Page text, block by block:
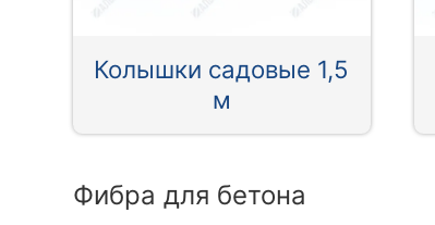
Колышки садовые 1,5
м
Фибра для бетона